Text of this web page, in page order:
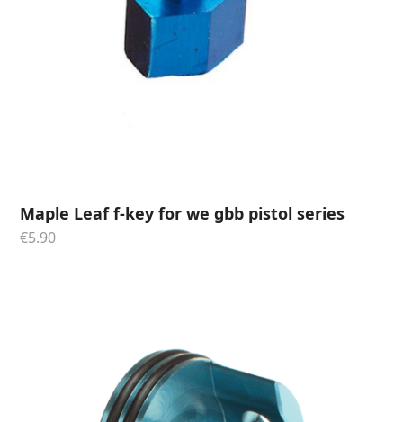
Maple Leaf f-key for we gbb pistol series
€5.90